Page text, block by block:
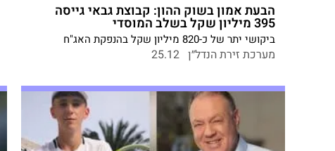
הבעת אמון בשוק ההון: קבוצת גבאי גייסה
395 מיליון שקל בשלב המוסדי
ביקושי יתר של כ-820 מיליון שקל בהנפקת האג"ח
גבאי: "צעד משמעותי בבניית הקשר עם שוק ההון וחיזוק
מערכת זירת הנדל״ן 25.12